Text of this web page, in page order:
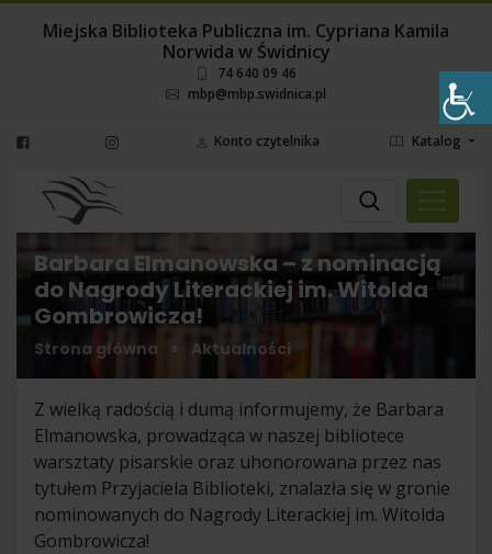
Miejska Biblioteka Publiczna im. Cypriana Kamila
Norwida w Świdnicy
74 640 09 46
mbp@mbp.swidnica.pl
Konto czytelnika Katalog
Wyszukaj
Wybierz miejsce
Barbara Elmanowska – z nominacją
do Nagrody Literackiej im. Witolda
Gombrowicza!
Strona główna > Aktualności
Z wielką radością i dumą informujemy, że Barbara
Elmanowska, prowadząca w naszej bibliotece
warsztaty pisarskie oraz uhonorowana przez nas
tytułem Przyjaciela Biblioteki, znalazła się w gronie
nominowanych do Nagrody Literackiej im. Witolda
Gombrowicza!